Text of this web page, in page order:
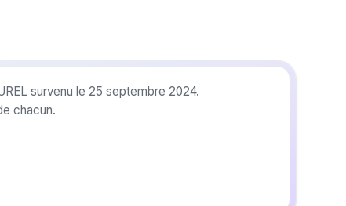
survenu le 25 septembre 2024.
chacun.